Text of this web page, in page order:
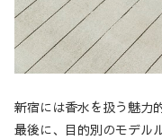
新宿には香水を扱う魅力
最後に、目的別のモデル